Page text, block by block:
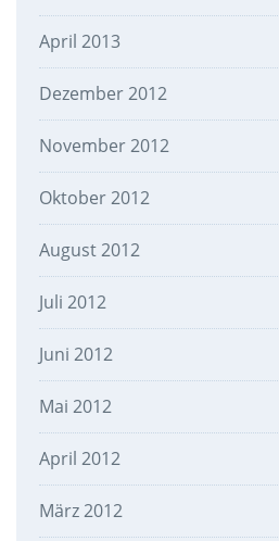
April 2013
Dezember 2012
November 2012
Oktober 2012
August 2012
Juli 2012
Juni 2012
Mai 2012
April 2012
März 2012